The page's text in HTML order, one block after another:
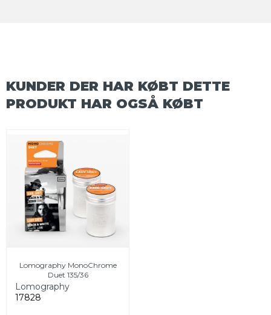
KUNDER DER HAR KØBT DETTE
PRODUKT HAR OGSÅ KØBT
Lomography MonoChrome
Duet 135/36
Lomography
17828